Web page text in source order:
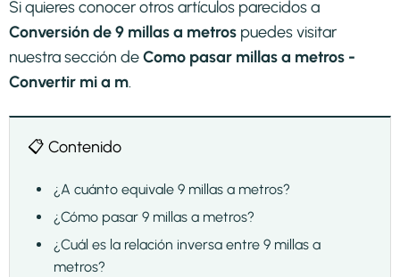
Si quieres conocer otros artículos parecidos a
Conversión de 9 millas a metros puedes visitar
nuestra sección deComo pasar millas a metros -
Convertir mi a m.
📋 Contenido
¿A cuánto equivale 9 millas a metros?
¿Cómo pasar 9 millas a metros?
¿Cuál es la relación inversa entre 9 millas a
metros?